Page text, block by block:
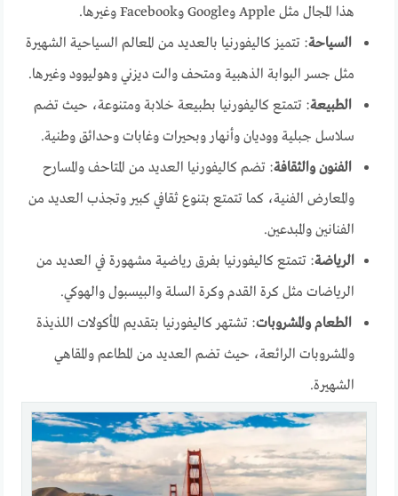
هذا المجال مثل Apple وGoogle وFacebook وغيرها.
السياحة: تتميز كاليفورنيا بالعديد من المعالم السياحية الشهيرة
مثل جسر البوابة الذهبية ومتحف والت ديزني وهوليوود وغيرها.
الطبيعة: تتمتع كاليفورنيا بطبيعة خلابة ومتنوعة، حيث تضم
سلاسل جبلية ووديان وأنهار وبحيرات وغابات وحدائق وطنية.
الفنون والثقافة: تضم كاليفورنيا العديد من المتاحف والمسارح
والمعارض الفنية، كما تتمتع بتنوع ثقافي كبير وتجذب العديد من
الفنانين والمبدعين.
الرياضة: تتمتع كاليفورنيا بفرق رياضية مشهورة في العديد من
الرياضات مثل كرة القدم وكرة السلة والبيسبول والهوكي.
الطعام والمشروبات: تشتهر كاليفورنيا بتقديم المأكولات اللذيذة
والمشروبات الرائعة، حيث تضم العديد من المطاعم والمقاهي
الشهيرة.